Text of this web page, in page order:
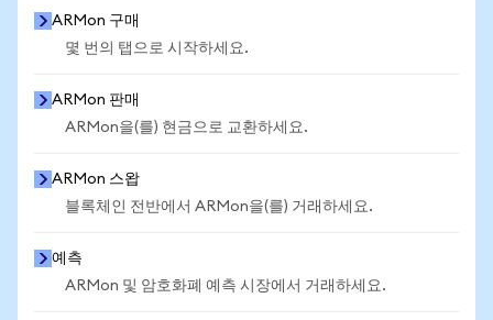
ARMon 구매
몇 번의 탭으로 시작하세요.
ARMon 판매
ARMon을(를) 현금으로 교환하세요.
ARMon 스왑
블록체인 전반에서 ARMon을(를) 거래하세요.
예측
ARMon 및 암호화폐 예측 시장에서 거래하세요.